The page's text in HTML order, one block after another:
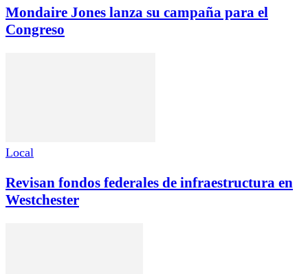
Mondaire Jones lanza su campaña para el
Congreso
Local
Revisan fondos federales de infraestructura en
Westchester